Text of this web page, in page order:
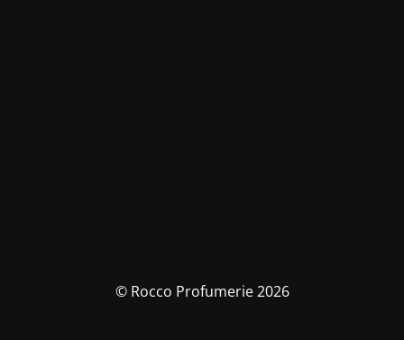
© Rocco Profumerie 2026